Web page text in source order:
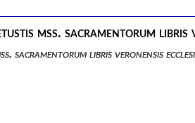
mss. sacramentorum libris
sacramentorum libris veronensis